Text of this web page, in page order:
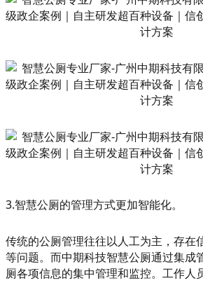
3.智慧公厕的管理方式更加智能化。
传统的公厕管理往往以人工为主，存在
等问题。而中期科技智慧公厕通过集成
厕各项信息的集中管理和监控。工作人